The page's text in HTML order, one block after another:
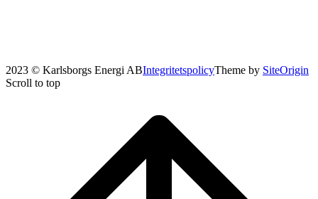
2023 © Karlsborgs Energi ABIntegritetspolicyTheme by SiteOrigin
Scroll to top